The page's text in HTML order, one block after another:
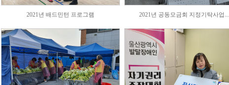
2021년 배드민턴 프로그램 2021년 공동모금회 지정기탁사업...